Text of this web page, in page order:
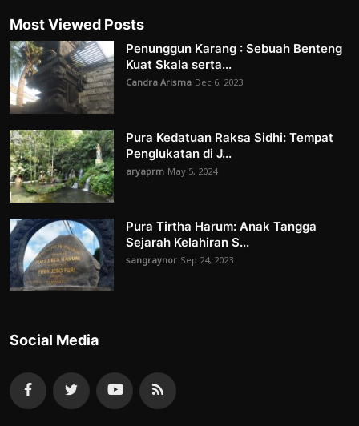
Most Viewed Posts
Penunggun Karang : Sebuah Benteng
Kuat Skala serta...
Candra Arisma Dec 6, 2023
Pura Kedatuan Raksa Sidhi: Tempat
Penglukatan di J...
aryaprm May 5, 2024
Pura Tirtha Harum: Anak Tangga
Sejarah Kelahiran S...
sangraynor Sep 24, 2023
Social Media